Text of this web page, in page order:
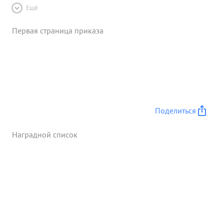
Ещё
Первая страница приказа
Поделиться
Наградной список